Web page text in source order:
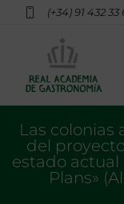
(+34) 91 432 33
Las colonias
del
estado actual
Plans»